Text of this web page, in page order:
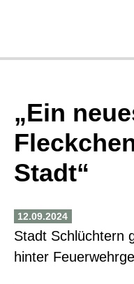
„Ein
Stadt“
12.09.2024
Stadt Schlüchtern
hinter